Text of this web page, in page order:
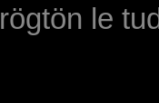
rögtön le